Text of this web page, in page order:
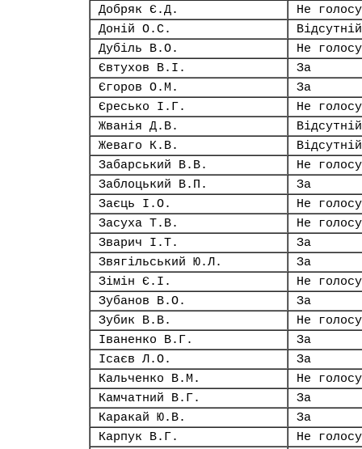
Добряк Є.Д.
Не
Доній О.С.
Відсутній
Дубіль В.О.
Не
Євтухов В.І.
За
Єгоров О.М.
За
Єресько І.Г.
Не
Жванія Д.В.
Відсутній
Жеваго К.В.
Відсутній
Забарський В.В.
Не
Заблоцький В.П.
За
Заєць І.О.
Не
Засуха Т.В.
Не
Зварич І.Т.
За
Звягільський Ю.Л.
За
Зімін Є.І.
Не
Зубанов В.О.
За
Зубик В.В.
Не
Іваненко В.Г.
За
Ісаєв Л.О.
За
Кальченко В.М.
Не
Камчатний В.Г.
За
Каракай Ю.В.
За
Карпук В.Г.
Не